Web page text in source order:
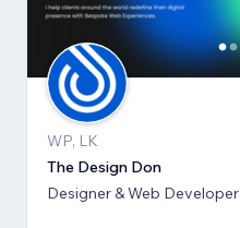
WP, LK
The Design Don
Designer & Web Developer